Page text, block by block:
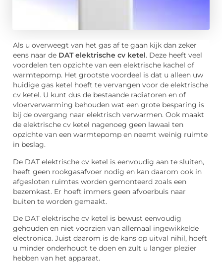
Als u overweegt van het gas af te gaan kijk dan zeker
eens naar de DAT elektrische cv ketel. Deze heeft veel
voordelen ten opzichte van een elektrische kachel of
warmtepomp. Het grootste voordeel is dat u alleen uw
huidige gas ketel hoeft te vervangen voor de elektrische
cv ketel. U kunt dus de bestaande radiatoren en of
vloerverwarming behouden wat een grote besparing is
bij de overgang naar elektrisch verwarmen. Ook maakt
de elektrische cv ketel nagenoeg geen lawaai ten
opzichte van een warmtepomp en neemt weinig ruimte
in beslag.
De DAT elektrische cv ketel is eenvoudig aan te sluiten,
heeft geen rookgasafvoer nodig en kan daarom ook in
afgesloten ruimtes worden gemonteerd zoals een
bezemkast. Er hoeft immers geen afvoerbuis naar
buiten te worden gemaakt.
De DAT elektrische cv ketel is bewust eenvoudig
gehouden en niet voorzien van allemaal ingewikkelde
electronica. Juist daarom is de kans op uitval nihil, hoeft
u minder onderhoudt te doen en zult u langer plezier
hebben van het apparaat.